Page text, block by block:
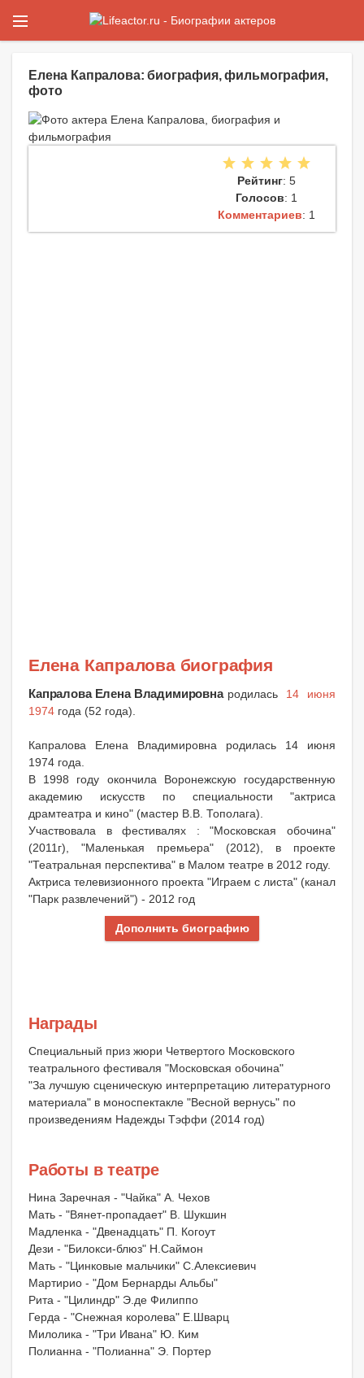
Елена Капралова: биография, фильмография,
фото
Рейтинг: 5
Голосов: 1
Комментариев: 1
Елена Капралова биография
Капралова Елена Владимировна родилась 14 июня
1974 года (52 года).
Капралова Елена Владимировна родилась 14 июня
1974 года.
В 1998 году окончила Воронежскую государственную
академию искусств по специальности "актриса
драмтеатра и кино" (мастер В.В. Тополага).
Участвовала в фестивалях : "Московская обочина"
(2011г), "Маленькая премьера" (2012), в проекте
"Театральная перспектива" в Малом театре в 2012 году.
Актриса телевизионного проекта "Играем с листа" (канал
"Парк развлечений") - 2012 год
Дополнить биографию
Награды
Специальный приз жюри Четвертого Московского
театрального фестиваля "Московская обочина"
"За лучшую сценическую интерпретацию литературного
материала" в моноспектакле "Весной вернусь" по
произведениям Надежды Тэффи (2014 год)
Работы в театре
Нина Заречная - "Чайка" А. Чехов
Мать - "Вянет-пропадает" В. Шукшин
Мадленка - "Двенадцать" П. Когоут
Дези - "Билокси-блюз" Н.Саймон
Мать - "Цинковые мальчики" С.Алексиевич
Мартирио - "Дом Бернарды Альбы"
Рита - "Цилиндр" Э.де Филиппо
Герда - "Снежная королева" Е.Шварц
Милолика - "Три Ивана" Ю. Ким
Полианна - "Полианна" Э. Портер